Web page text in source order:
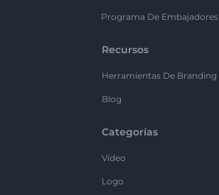
Programa De Embajadores
Recursos
Herramientas De Branding
Blog
Categorías
Vídeo
Logo